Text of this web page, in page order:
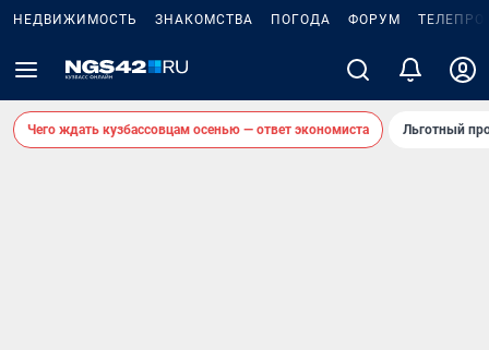
НЕДВИЖИМОСТЬ ЗНАКОМСТВА ПОГОДА ФОРУМ
Чего ждать кузбассовцам осенью — ответ экономиста Льготный